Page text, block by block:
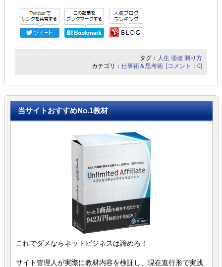
タグ： 人生 価値 測り方
カテゴリ：仕事術＆思考術 [コメント：0]
当サイトおすすめNo.1教材
これでダメならネットビジネスは諦めろ！
サイト管理人が実際に教材内容を検証し、現在進行形で実践